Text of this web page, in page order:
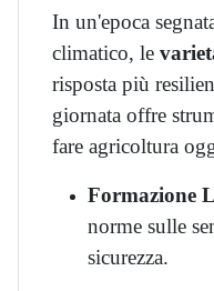
In un'epoca
climatico, le
risposta più
giornata offre
fare agricoltura
Formazione
norme sulle
sicurezza.